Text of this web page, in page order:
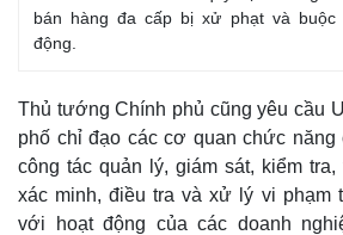
Bất động sản
Khởi nghiệp
Giá
Tiêu
Tỷ giá
Giá cà
bán hàng đa cấp bị xử phạt và buộc
động.
Thủ tướng Chính phủ cũng yêu cầu
phố chỉ đạo các cơ quan chức
công tác quản lý, giám sát, kiểm tra,
xác minh, điều tra và xử lý vi phạm
với hoạt động của các doanh